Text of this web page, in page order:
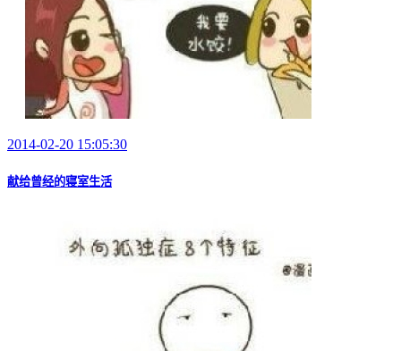
2014-02-20 15:05:30
献给曾经的寝室生活